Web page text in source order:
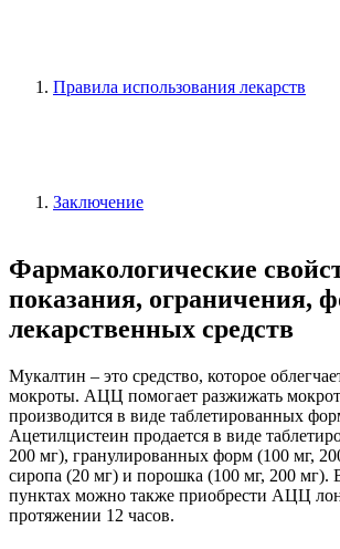
Правила использования лекарств
Заключение
Фармакологические
показания, ограничения,
лекарственных средств
Мукалтин – это средство, которое
мокроты. АЦЦ помогает разжижать
производится в виде таблетированных
Ацетилцистеин продается в виде
200 мг), гранулированных форм (100 мг,
сиропа (20 мг) и порошка (100 мг, 200 мг).
пунктах можно также приобрести АЦЦ
протяжении 12 часов.